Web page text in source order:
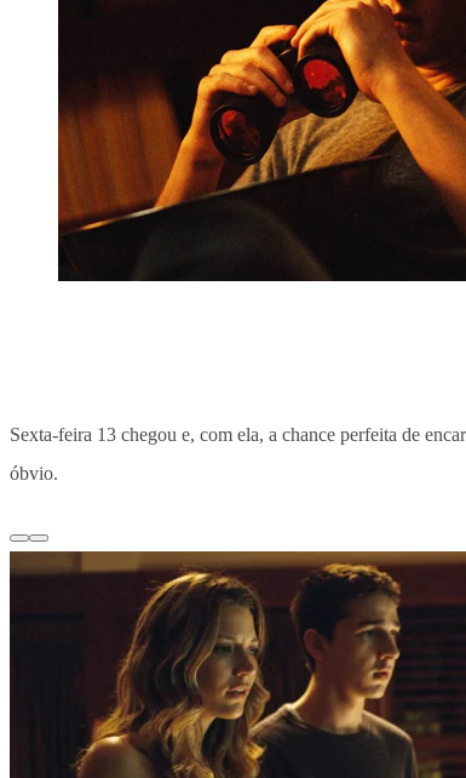
Sexta-feira 13 chegou e, com ela, a chance perfeita de
óbvio.